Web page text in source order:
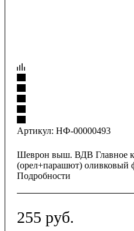
Артикул: НФ-00000493
Шеврон выш. ВДВ Главное
(орел+парашют) оливковый
Подробности
255 руб.